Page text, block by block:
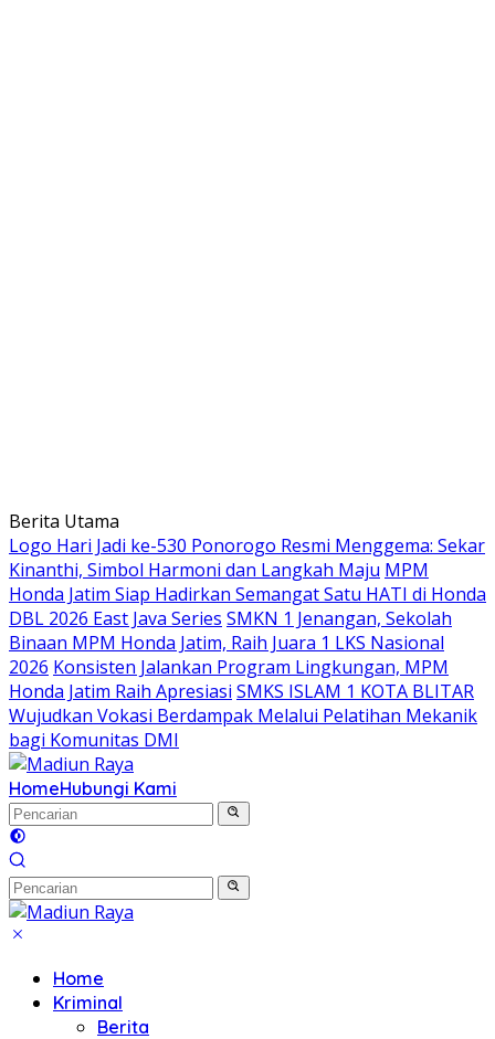
Langsung
ke
konten
Berita Utama
Logo Hari Jadi ke-530 Ponorogo Resmi Menggema: Sekar
Kinanthi, Simbol Harmoni dan Langkah Maju MPM
Honda Jatim Siap Hadirkan Semangat Satu HATI di Honda
DBL 2026 East Java Series SMKN 1 Jenangan, Sekolah
Binaan MPM Honda Jatim, Raih Juara 1 LKS Nasional
2026 Konsisten Jalankan Program Lingkungan, MPM
Honda Jatim Raih Apresiasi SMKS ISLAM 1 KOTA BLITAR
Wujudkan Vokasi Berdampak Melalui Pelatihan Mekanik
bagi Komunitas DMI
HomeHubungi Kami
Home
Kriminal
Berita